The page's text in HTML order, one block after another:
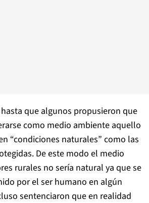
que algunos propusieron que
como medio ambiente aquello
“condiciones naturales” como las
De este modo el medio
rurales no sería natural ya que se
por el ser humano en algún
sentenciaron que en realidad